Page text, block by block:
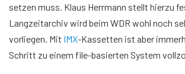
setzen muss. Klaus Herrmann stellt hierzu
Langzeitarchiv wird beim WDR wohl noch
vorliegen. Mit IMX-Kassetten ist aber
Schritt zu einem file-basierten System